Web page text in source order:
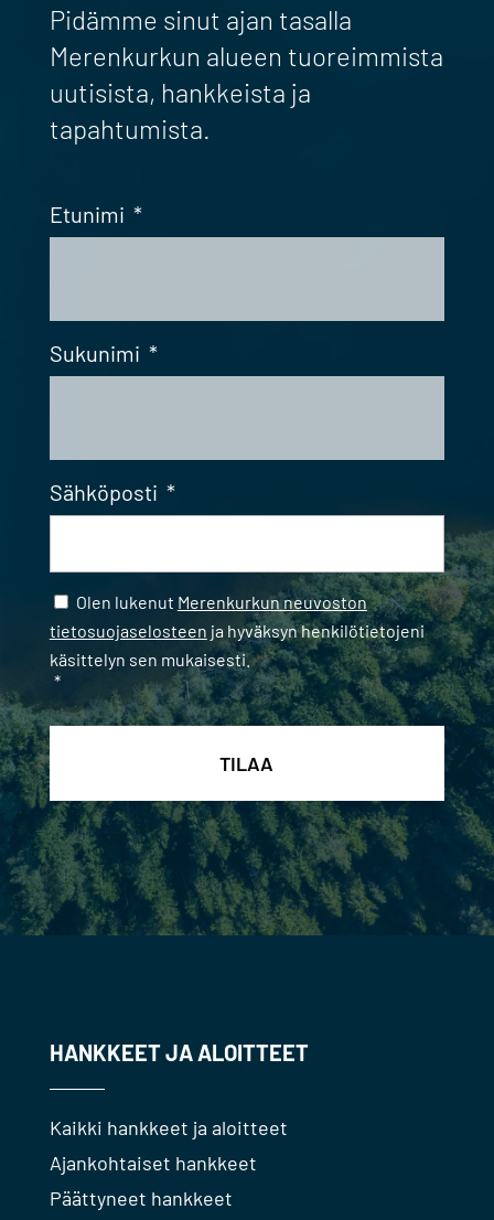
Pidämme sinut ajan tasalla
Merenkurkun alueen tuoreimmista
uutisista, hankkeista ja
tapahtumista.
Etunimi *
Sukunimi *
Sähköposti *
Samtycke *
Olen lukenut Merenkurkun neuvoston
tietosuojaselosteen ja hyväksyn henkilötietojeni
käsittelyn sen mukaisesti.
*
HANKKEET JA ALOITTEET
Kaikki hankkeet ja aloitteet
Ajankohtaiset hankkeet
Päättyneet hankkeet